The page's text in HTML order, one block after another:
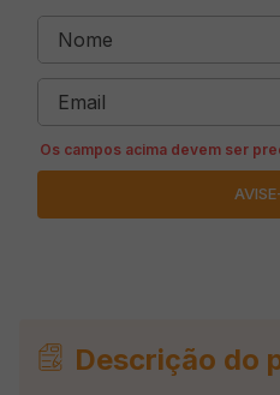
Descrição do